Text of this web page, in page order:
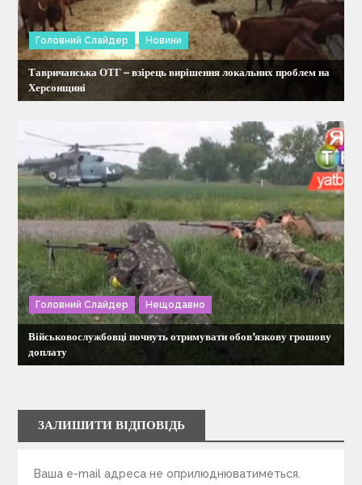
Головний Слайдер Новини
Тавричанська ОТГ – взірець вирішення локальних проблем на
Херсонщині
Головний Слайдер Нещодавно
Військовослужбовці почнуть отримувати обов’язкову грошову
доплату
ЗАЛИШИТИ ВІДПОВІДЬ
Ваша e-mail адреса не оприлюднюватиметься.